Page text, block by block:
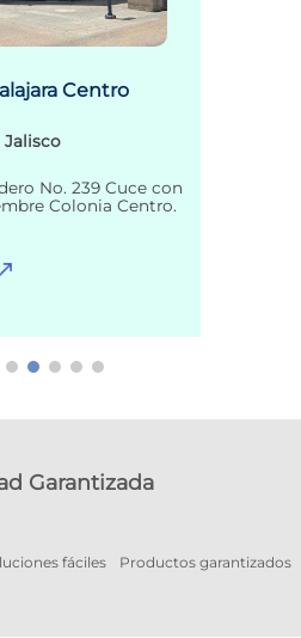
Centro
Jalisco
No. 239 Cuce con
Colonia Centro.
Garantizada
fáciles Productos garantizados